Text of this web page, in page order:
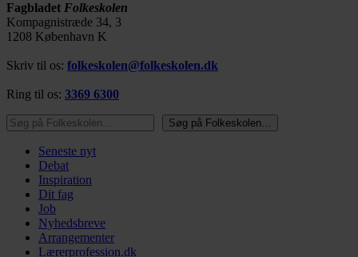
Fagbladet Folkeskolen
Kompagnistræde 34, 3
1208 København K
Skriv til os: folkeskolen@folkeskolen.dk
Ring til os: 3369 6300
Søg på Folkeskolen…
Søg på Folkeskolen…
Seneste nyt
Debat
Inspiration
Dit fag
Job
Nyhedsbreve
Arrangementer
Lærerprofession.dk